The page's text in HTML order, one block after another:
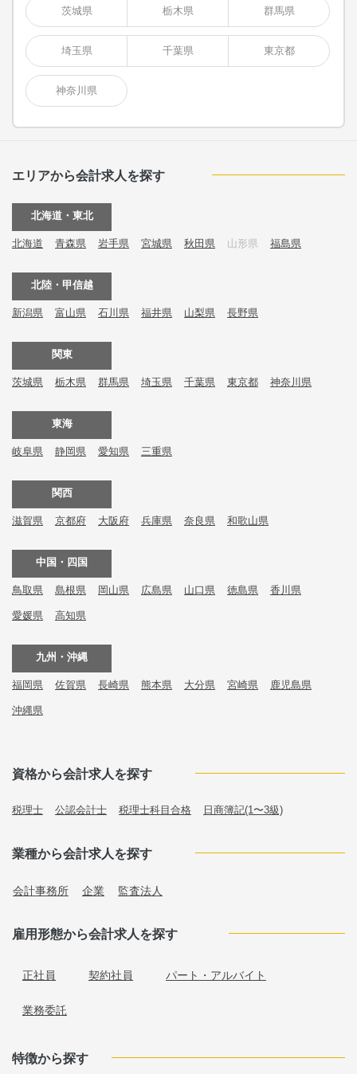
茨城県 栃木県 群馬県
埼玉県 千葉県 東京都
神奈川県
エリアから会計求人を探す
北海道・東北
北海道 青森県 岩手県 宮城県 秋田県 山形県 福島県
北陸・甲信越
新潟県 富山県 石川県 福井県 山梨県 長野県
関東
茨城県 栃木県 群馬県 埼玉県 千葉県 東京都 神奈川県
東海
岐阜県 静岡県 愛知県 三重県
関西
滋賀県 京都府 大阪府 兵庫県 奈良県 和歌山県
中国・四国
鳥取県 島根県 岡山県 広島県 山口県 徳島県 香川県
愛媛県 高知県
九州・沖縄
福岡県 佐賀県 長崎県 熊本県 大分県 宮崎県 鹿児島県
沖縄県
資格から会計求人を探す
税理士 公認会計士 税理士科目合格 日商簿記(1〜3級)
業種から会計求人を探す
会計事務所 企業 監査法人
雇用形態から会計求人を探す
正社員 契約社員 パート・アルバイト
業務委託
特徴から探す